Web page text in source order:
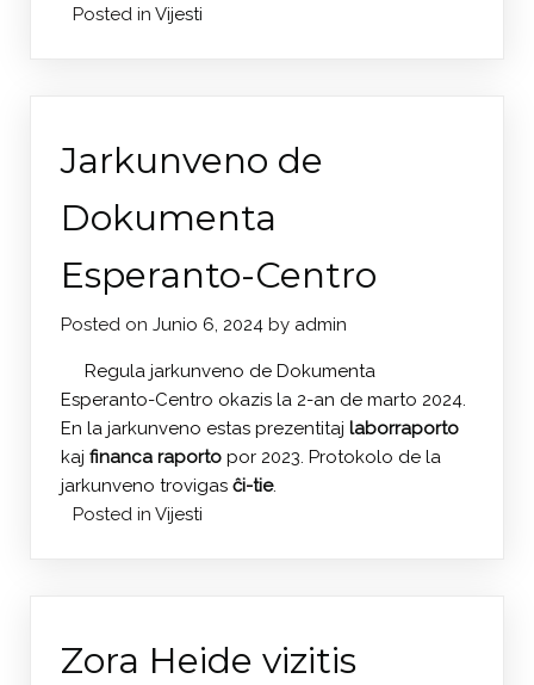
Posted in Vijesti
Jarkunveno de
Dokumenta
Esperanto-Centro
Posted on Junio 6, 2024 by admin
Regula jarkunveno de Dokumenta
Esperanto-Centro okazis la 2-an de marto 2024.
En la jarkunveno estas prezentitaj laborraporto
kaj financa raporto por 2023. Protokolo de la
jarkunveno trovigas ĉi-tie.
Posted in Vijesti
Zora Heide vizitis